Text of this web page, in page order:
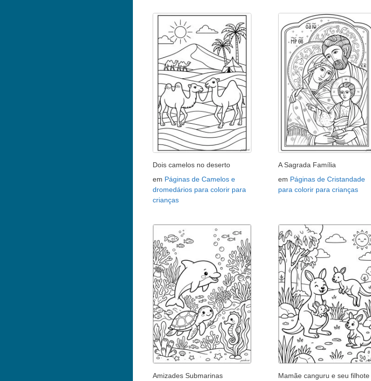
Dois camelos no deserto
em Páginas de Camelos e
dromedários para colorir para
crianças
A Sagrada Família
em Páginas de Cristandade
para colorir para crianças
Amizades Submarinas
Mamãe canguru e seu filhote